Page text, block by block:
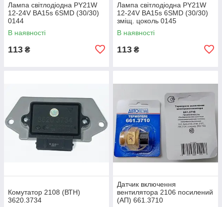
Лампа світлодіодна PY21W
12-24V BA15s 6SMD (30/30)
0144
В наявності
113 ₴
Лампа світлодіодна PY21W
12-24V BA15s 6SMD (30/30)
зміщ. цоколь 0145
В наявності
113 ₴
Комутатор 2108 (ВТН)
3620.3734
Датчик включення
вентилятора 2106 посилений
(АП) 661.3710